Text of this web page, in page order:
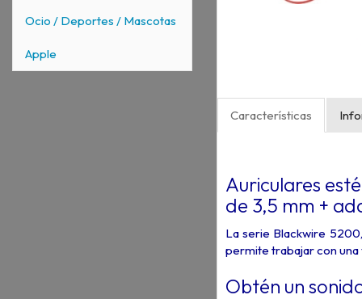
Ocio / Deportes / Mascotas
Apple
Características
Auriculares
de 3,5 mm +
La serie Blackwire
permite trabajar con una
Obtén un